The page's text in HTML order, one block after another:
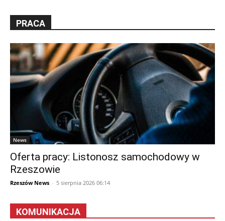
PRACA
News
Oferta pracy: Listonosz samochodowy w
Rzeszowie
Rzeszów News - 5 sierpnia 2026 06:14
KOMUNIKACJA